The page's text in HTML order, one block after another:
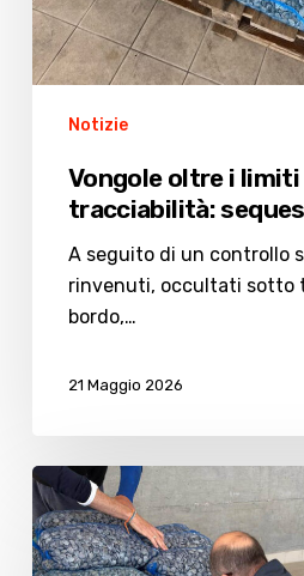
Notizie
Vongole oltre i limiti
tracciabilità:
A seguito di un controllo
rinvenuti, occultati sotto
bordo,…
21 Maggio 2026
Cesenatico:
sequestrati
570